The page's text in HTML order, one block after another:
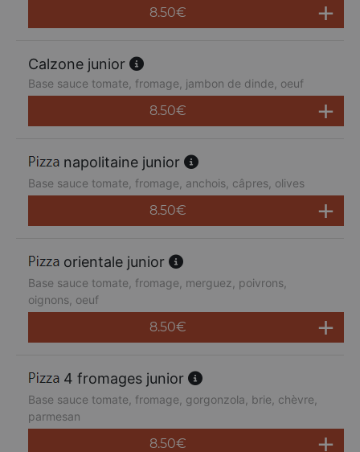
8.50€
Calzone junior
Base sauce tomate, fromage, jambon de dinde, oeuf
8.50€
napolitaine junior
Base sauce tomate, fromage, anchois, câpres, olives
8.50€
orientale junior
Base sauce tomate, fromage, merguez, poivrons,
oignons, oeuf
8.50€
4 fromages junior
Base sauce tomate, fromage, gorgonzola, brie, chèvre,
parmesan
8.50€